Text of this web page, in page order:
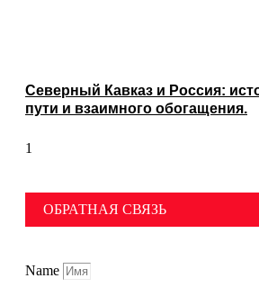
Северный Кавказ и Россия:
пути и взаимного обогащения.
ОБРАТНАЯ СВЯЗЬ
Name